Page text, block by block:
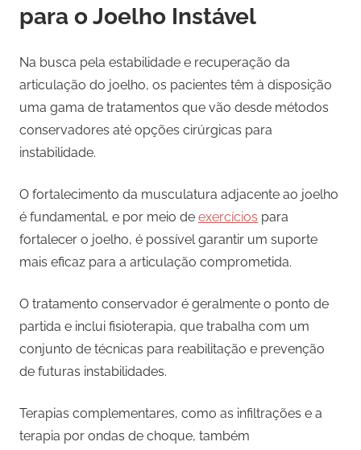
para o Joelho Instável
Na busca pela estabilidade e recuperação da
articulação do joelho, os pacientes têm à disposição
uma gama de tratamentos que vão desde métodos
conservadores até opções cirúrgicas para
instabilidade.
O fortalecimento da musculatura adjacente ao joelho
é fundamental, e por meio de exercícios para
fortalecer o joelho, é possível garantir um suporte
mais eficaz para a articulação comprometida.
O tratamento conservador é geralmente o ponto de
partida e inclui fisioterapia, que trabalha com um
conjunto de técnicas para reabilitação e prevenção
de futuras instabilidades.
Terapias complementares, como as infiltrações e a
terapia por ondas de choque, também